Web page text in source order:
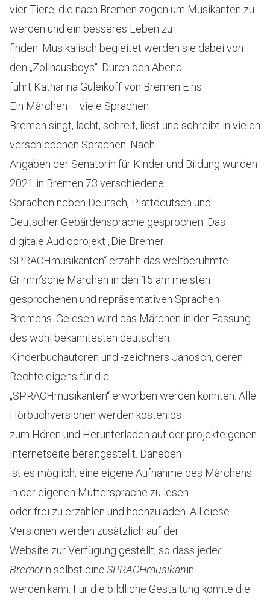
vier Tiere, die nach Bremen zogen um Musikanten zu
werden und ein besseres Leben zu
finden. Musikalisch begleitet werden sie dabei von
den „Zollhausboys“. Durch den Abend
führt Katharina Guleikoff von Bremen Eins.
Ein Märchen – viele Sprachen
Bremen singt, lacht, schreit, liest und schreibt in vielen
verschiedenen Sprachen. Nach
Angaben der Senatorin für Kinder und Bildung wurden
2021 in Bremen 73 verschiedene
Sprachen neben Deutsch, Plattdeutsch und
Deutscher Gebärdensprache gesprochen. Das
digitale Audioprojekt „Die Bremer
SPRACHmusikanten“ erzählt das weltberühmte
Grimm’sche Märchen in den 15 am meisten
gesprochenen und repräsentativen Sprachen
Bremens. Gelesen wird das Märchen in der Fassung
des wohl bekanntesten deutschen
Kinderbuchautoren und -zeichners Janosch, deren
Rechte eigens für die
„SPRACHmusikanten“ erworben werden konnten. Alle
Hörbuchversionen werden kostenlos
zum Hören und Herunterladen auf der projekteigenen
Internetseite bereitgestellt. Daneben
ist es möglich, eine eigene Aufnahme des Märchens
in der eigenen Muttersprache zu lesen
oder frei zu erzählen und hochzuladen. All diese
Versionen werden zusätzlich auf der
Website zur Verfügung gestellt, so dass jeder
Bremerin selbst eine SPRACHmusikanin
werden kann. Für die bildliche Gestaltung konnte die